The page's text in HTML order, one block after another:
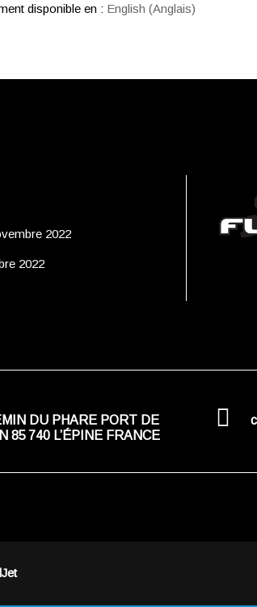
disponible en : English (Anglais)
2022
2022
DU PHARE PORT DE
85 740 L’ÉPINE FRANCE